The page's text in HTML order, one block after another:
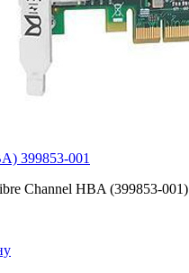
399853-001
Channel HBA (399853-001)